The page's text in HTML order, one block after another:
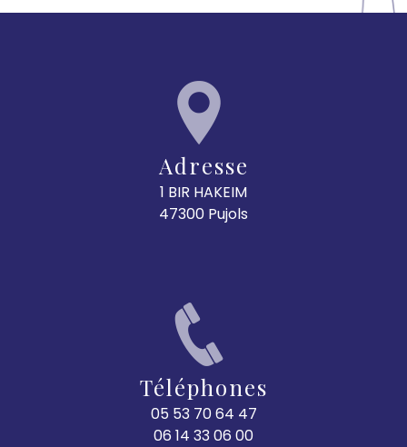
Adresse
1 BIR HAKEIM
47300 Pujols
Téléphones
05 53 70 64 47
06 14 33 06 00